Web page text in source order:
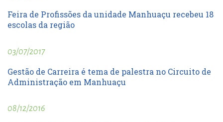
Feira de Profissões da unidade Manhuaçu recebeu 18
escolas da região
03/07/2017
Gestão de Carreira é tema de palestra no Circuito de
Administração em Manhuaçu
08/12/2016